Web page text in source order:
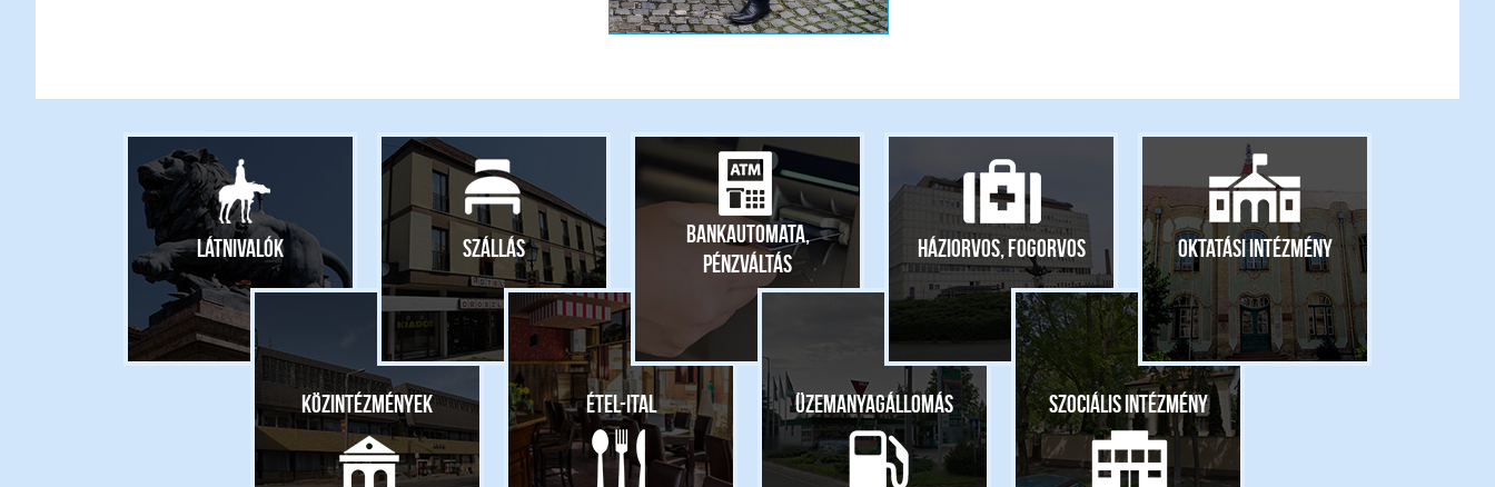
Látnivalók
Közintézmények
Szállás
Étel-ital
Bankautomata,
pénzváltás
Üzemanyagállomás
Háziorvos, fogorvos
Szociális intézmény
Oktatási intézmény